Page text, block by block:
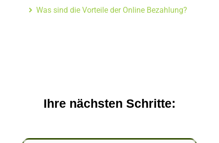
Was sind die Vorteile der Online Bezahlung?
Ihre nächsten Schritte: